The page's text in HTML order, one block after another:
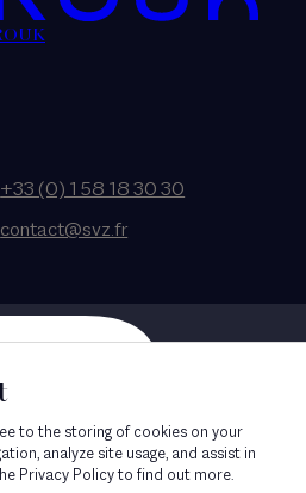
+33 (0) 1 58 18 30 30
contact@svz.fr
by Bonhomme
to the storing of cookies on your
analyze site usage, and assist in
Privacy Policy to find out more.